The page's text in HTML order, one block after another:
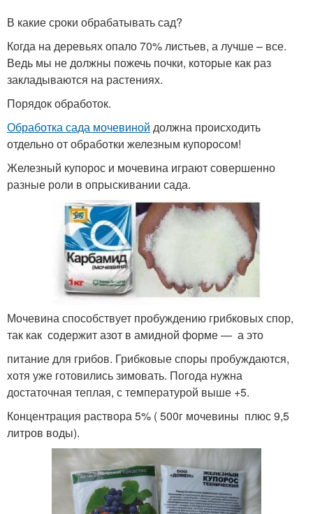
В какие сроки обрабатывать сад?
Когда на деревьях опало 70% листьев, а лучше – все.
Ведь мы не должны пожечь почки, которые как раз
закладываются на растениях.
Порядок обработок.
Обработка сада мочевиной должна происходить
отдельно от обработки железным купоросом!
Железный купорос и мочевина играют совершенно
разные роли в опрыскивании сада.
Мочевина способствует пробуждению грибковых спор,
так как содержит азот в амидной форме — а это
питание для грибов. Грибковые споры пробуждаются,
хотя уже готовились зимовать. Погода нужна
достаточная теплая, с температурой выше +5.
Концентрация раствора 5% ( 500г мочевины плюс 9,5
литров воды).